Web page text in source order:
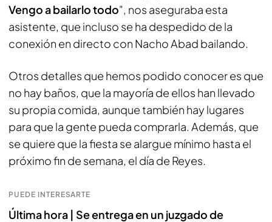
Vengo a bailarlo todo", nos aseguraba esta
asistente, que incluso se ha despedido de la
conexión en directo con Nacho Abad bailando.
Otros detalles que hemos podido conocer es que
no hay baños, que la mayoría de ellos han llevado
su propia comida, aunque también hay lugares
para que la gente pueda comprarla. Además, que
se quiere que la fiesta se alargue mínimo hasta el
próximo fin de semana, el día de Reyes.
PUEDE INTERESARTE
Última hora | Se entrega en un juzgado de